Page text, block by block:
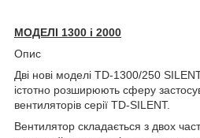
МОДЕЛІ 1300 і 2000
Опис
Дві нові моделі TD-1300/250
істотно розширюють сферу
вентиляторів серії TD-SILENT.
Вентилятор складається з двох